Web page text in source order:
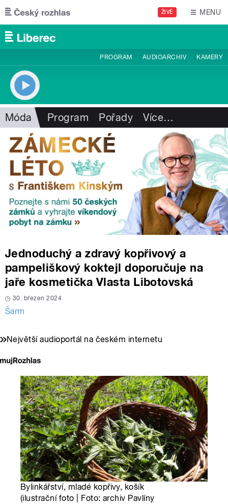
Přejít k hlavnímu obsahu
ŽIVĚ MENU
PROGRAM AUDIOARCHIV KAMERY
Móda Program Pořady Více…
Jednoduchý a zdravý kopřivový a
pampeliškový koktejl doporučuje na
jaře kosmetička Vlasta Libotovská
30. březen 2024
Šarm
Největší audioportál na českém internetu
Bylinkářství, mladé kopřivy, košík
(ilustrační foto | Foto: archiv Pavlíny